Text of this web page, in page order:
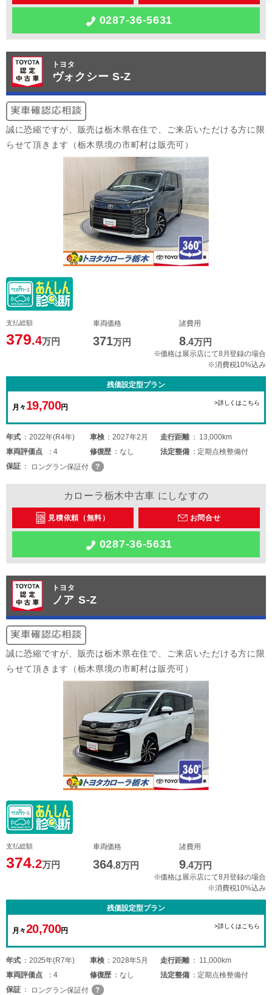
0287-36-5631
トヨタ
ヴォクシー S-Z
誠に恐縮ですが、販売は栃木県在住で、ご来店いただける方に限
らせて頂きます（栃木県境の市町村は販売可）
支払総額
379.4万円
車両価格
371万円
諸費用
8.4万円
※価格は展示店にて8月登録の場合
※消費税10%込み
残価設定型プラン
月々 19,700円
>詳しくはこちら
年式 2022年(R4年) 車検 2027年2月 走行距離
13,000km
車両評価点 4 修復歴 なし 法定整備
定期点検整備付
保証
ロングラン保証付
カローラ栃木中古車 にしなすの
見積依頼（無料） お問合せ
0287-36-5631
トヨタ
ノア S-Z
誠に恐縮ですが、販売は栃木県在住で、ご来店いただける方に限
らせて頂きます（栃木県境の市町村は販売可）
支払総額
374.2万円
車両価格
364.8万円
諸費用
9.4万円
※価格は展示店にて8月登録の場合
※消費税10%込み
残価設定型プラン
月々20,700円
>詳しくはこちら
年式 2025年(R7年) 車検 2028年5月 走行距離
11,000km
車両評価点 4 修復歴 なし 法定整備
定期点検整備付
保証
ロングラン保証付